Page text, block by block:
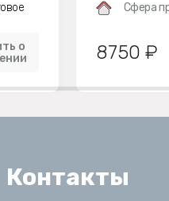
о
Сфера
8750 ₽
Контакты